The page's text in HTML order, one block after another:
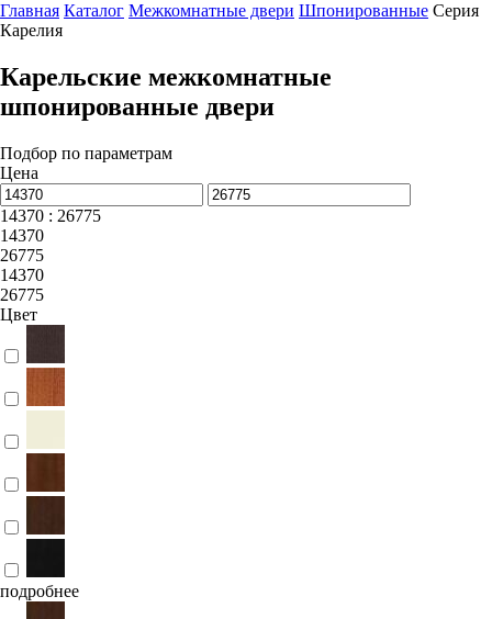
Главная Каталог Межкомнатные двери Шпонированные Серия
Карелия
Карельские межкомнатные
шпонированные двери
Подбор по параметрам
Цена
14370 : 26775
14370
26775
14370
26775
Цвет
подробнее